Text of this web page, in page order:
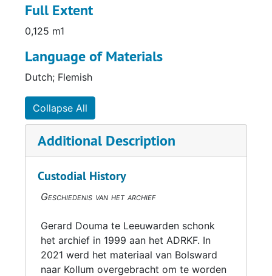
Full Extent
0,125 m1
Language of Materials
Dutch; Flemish
Collapse All
Additional Description
Custodial History
Geschiedenis van het archief
Gerard Douma te Leeuwarden schonk
het archief in 1999 aan het ADRKF. In
2021 werd het materiaal van Bolsward
naar Kollum overgebracht om te worden